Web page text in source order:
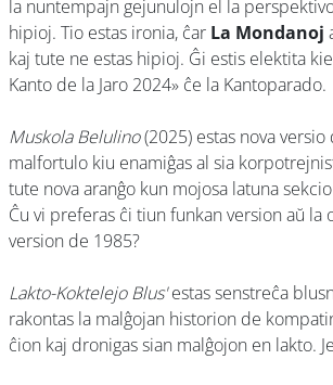
la nuntempajn gejunulojn el la
hipioj. Tio estas ironia, ĉar La Mondanoj
kaj tute ne estas hipioj. Ĝi estis elektita
Kanto de la Jaro 2024» ĉe la Kantoparado.
Muskola Belulino(2025) estas nova
malfortulo kiu enamiĝas al sia
tute nova aranĝo kun mojosa latuna
Ĉu vi preferas ĉi tiun funkan version aŭ la
version de 1985?
Lakto-Koktelejo Blus'estas senstreĉa
rakontas la malĝojan historion de
ĉion kaj dronigas sian malĝojon en lakto.